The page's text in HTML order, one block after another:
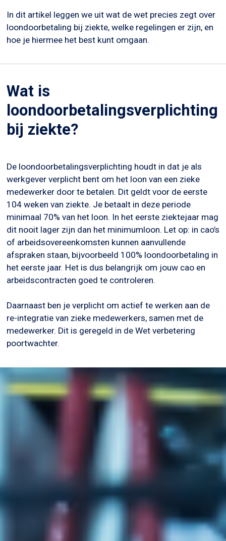
In dit artikel leggen we uit wat de wet precies zegt over
loondoorbetaling bij ziekte, welke regelingen er zijn, en
hoe je hiermee het best kunt omgaan.
Wat is
loondoorbetalingsverplichting
bij ziekte?
De loondoorbetalingsverplichting houdt in dat je als
werkgever verplicht bent om het loon van een zieke
medewerker door te betalen. Dit geldt voor de eerste
104 weken van ziekte. Je betaalt in deze periode
minimaal 70% van het loon. In het eerste ziektejaar mag
dit nooit lager zijn dan het minimumloon. Let op: in cao’s
of arbeidsovereenkomsten kunnen aanvullende
afspraken staan, bijvoorbeeld 100% loondoorbetaling in
het eerste jaar. Het is dus belangrijk om jouw cao en
arbeidscontracten goed te controleren.
Daarnaast ben je verplicht om actief te werken aan de
re-integratie van zieke medewerkers, samen met de
medewerker. Dit is geregeld in de Wet verbetering
poortwachter.